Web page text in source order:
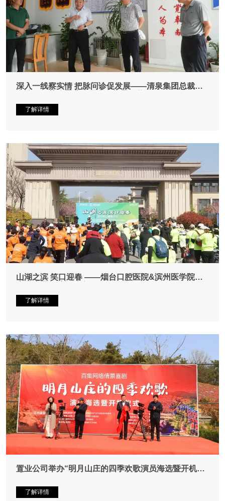
深入一线察实情 把脉问诊促发展——清泉集团总裁张
了解详情
山湖之滨 笑口迎春 ——烟台口腔医院&滨州医学院湖
了解详情
置业公司举办“明月山庄的四季欢歌演员海选暨开机仪
了解详情